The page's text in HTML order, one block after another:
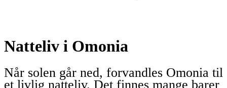
Natteliv i Omonia
Når solen går ned, forvandles Omonia til
et livlig natteliv. Det finnes mange barer